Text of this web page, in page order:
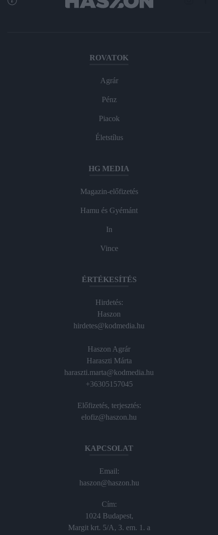
ROVATOK
Agrár
Pénz
Piacok
Életstílus
HG MEDIA
Magazin-előfizetés
Hamu és Gyémánt
In
Vince
ÉRTÉKESÍTÉS
Hirdetés:
Haszon
hirdetes@kodmedia.hu
Haszon Agrár
Haraszti Márta
haraszti.marta@kodmedia.hu
+36305157045
Előfizetés, terjesztés:
elofiz@haszon.hu
KAPCSOLAT
Email:
haszon@haszon.hu
Cím:
1024 Budapest,
Margit krt. 5/A, 3. em. 1. a